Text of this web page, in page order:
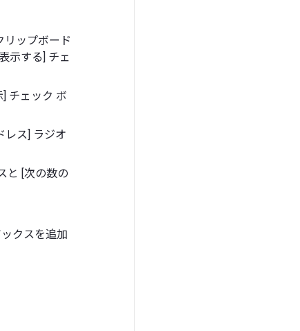
リップボード
示する] チェ
チェック ボ
レス] ラジオ
と [次の数の
クスを追加